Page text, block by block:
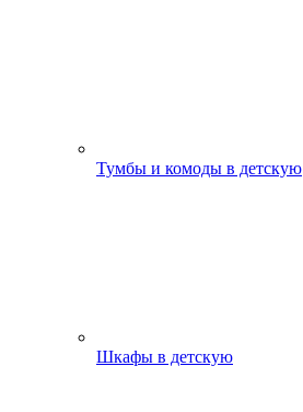
Тумбы и комоды в детскую
Шкафы в детскую